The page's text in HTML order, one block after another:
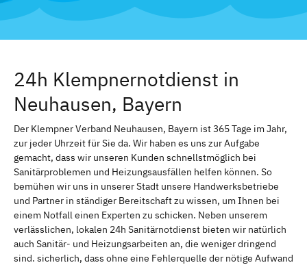
24h Klempnernotdienst in
Neuhausen, Bayern
Der Klempner Verband Neuhausen, Bayern ist 365 Tage im Jahr,
zur jeder Uhrzeit für Sie da. Wir haben es uns zur Aufgabe
gemacht, dass wir unseren Kunden schnellstmöglich bei
Sanitärproblemen und Heizungsausfällen helfen können. So
bemühen wir uns in unserer Stadt unsere Handwerksbetriebe
und Partner in ständiger Bereitschaft zu wissen, um Ihnen bei
einem Notfall einen Experten zu schicken. Neben unserem
verlässlichen, lokalen 24h Sanitärnotdienst bieten wir natürlich
auch Sanitär- und Heizungsarbeiten an, die weniger dringend
sind. sicherlich, dass ohne eine Fehlerquelle der nötige Aufwand